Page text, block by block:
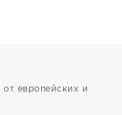
от европейских и